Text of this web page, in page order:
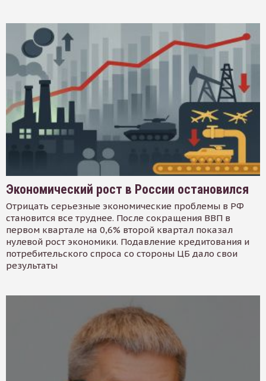
Экономический рост в России остановился
Отрицать серьезные экономические проблемы в РФ
становится все труднее. После сокращения ВВП в
первом квартале на 0,6% второй квартал показал
нулевой рост экономики. Подавление кредитования и
потребительского спроса со стороны ЦБ дало свои
результаты